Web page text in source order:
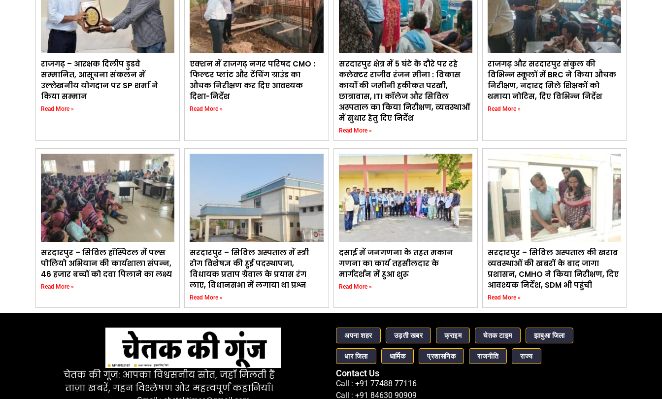
राजगढ़ – आरक्षक दिलीप डुडवे
सम्मानित, आसूचना संकलन में
उल्लेखनीय योगदान पर SP शर्मा ने
किया सम्मान
Read More »
एक्शन में राजगढ़ नगर परिषद CMO :
फिल्टर प्लांट और टेंचिंग ग्राउंड का
औचक निरीक्षण कर दिए आवश्यक
दिशा-निर्देश
Read More »
सरदारपुर क्षेत्र में 5 घंटे के दौरे पर रहे
कलेक्टर राजीव रंजन मीना : विकास
कार्यों की जमीनी हकीकत परखी,
छात्रावास, ITI कॉलेज और सिविल
अस्पताल का किया निरीक्षण, व्यवस्थाओं
में सुधार हेतु दिए निर्देश
Read More »
राजगढ़ और सरदारपुर संकुल की
विभिन्न स्कूलों में BRC ने किया औचक
निरीक्षण, नदारद मिले शिक्षकों को
थमाया नोटिस, दिए विभिन्न निर्देश
Read More »
सरदारपुर – सिविल हॉस्पिटल में पल्स
पोलियो अभियान की कार्यशाला संपन्न,
46 हजार बच्चों को दवा पिलाने का लक्ष्य
Read More »
सरदारपुर – सिविल अस्पताल में स्त्री
रोग विशेषज्ञ की हुई पदस्थापना,
विधायक प्रताप ग्रेवाल के प्रयास रंग
लाए, विधानसभा में लगाया था प्रश्न
Read More »
दसाई में जनगणना के तहत मकान
गणना का कार्य तहसीलदार के
मार्गदर्शन में हुआ शुरू
Read More »
सरदारपुर – सिविल अस्पताल की खराब
व्यवस्थाओं की खबरों के बाद जागा
प्रशासन, CMHO ने किया निरीक्षण, दिए
आवश्यक निर्देश, SDM भी पहुंची
Read More »
चेतक की गूंज: आपका विश्वसनीय स्रोत, जहाँ मिलती हैं
ताज़ा खबरें, गहन विश्लेषण और महत्वपूर्ण कहानियाँ।
अपना शहर उड़ती खबर क्राइम चेतक टाइम झाबुआ जिला
धार जिला धार्मिक प्रशासनिक राजनीति राज्य
Contact Us
Call : +91 77488 77116
Call : +91 84630 90909